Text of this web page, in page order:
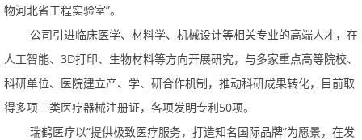
物河北省工程实验室”。
公司引进临床医学、材料学、机械设计等相关专业的高端人才，在
人工智能、3D打印、生物材料等方向开展研究，与多家重点高等院校、
科研单位、医院建立产、学、研合作机制，推动科研成果转化，目前取
得多项三类医疗器械注册证，各项发明专利50项。
瑞鹤医疗以“提供极致医疗服务，打造知名国际品牌”为愿景，在发